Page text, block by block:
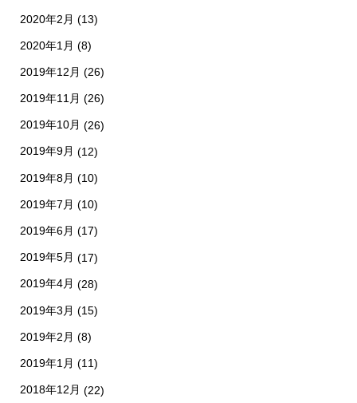
2020年2月 (13)
2020年1月 (8)
2019年12月 (26)
2019年11月 (26)
2019年10月 (26)
2019年9月 (12)
2019年8月 (10)
2019年7月 (10)
2019年6月 (17)
2019年5月 (17)
2019年4月 (28)
2019年3月 (15)
2019年2月 (8)
2019年1月 (11)
2018年12月 (22)